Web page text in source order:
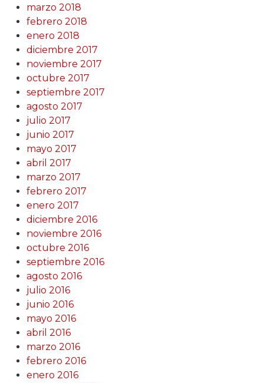
marzo 2018
febrero 2018
enero 2018
diciembre 2017
noviembre 2017
octubre 2017
septiembre 2017
agosto 2017
julio 2017
junio 2017
mayo 2017
abril 2017
marzo 2017
febrero 2017
enero 2017
diciembre 2016
noviembre 2016
octubre 2016
septiembre 2016
agosto 2016
julio 2016
junio 2016
mayo 2016
abril 2016
marzo 2016
febrero 2016
enero 2016